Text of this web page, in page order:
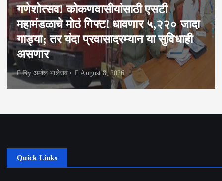
गणेशोत्सव! कोकणवासीयांसाठी एसटी
महामंडळाचे मोठं गिफ्ट! धावणार ५,२२० जादा
गाड्या; तर यंदा प्रवासादरम्यान या सुविधाही
असणार
By अमोल भालेराव August 8, 2026
Quick Links